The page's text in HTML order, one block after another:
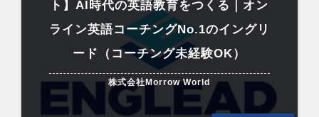
ト】AI時代の英語教育をつくる｜オン
ライン英語コーチングNo.1のイングリ
ード（コーチング未経験OK）
株式会社Morrow World